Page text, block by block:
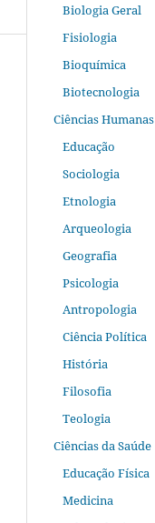
Biologia Geral
Fisiologia
Bioquímica
Biotecnologia
Ciências Humanas
Educação
Sociologia
Etnologia
Arqueologia
Geografia
Psicologia
Antropologia
Ciência Política
História
Filosofia
Teologia
Ciências da Saúde
Educação Física
Medicina